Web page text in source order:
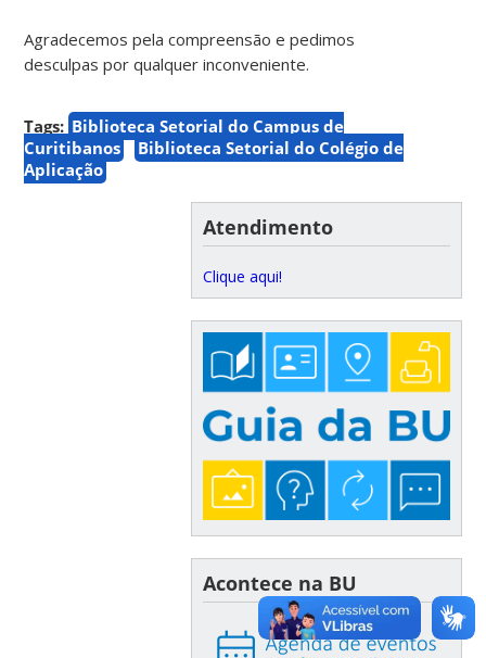
Agradecemos pela compreensão e pedimos
desculpas por qualquer inconveniente.
Tags: Biblioteca Setorial do Campus de
Curitibanos
Biblioteca Setorial do Colégio de
Aplicação
Atendimento
Clique aqui!
Acontece na BU